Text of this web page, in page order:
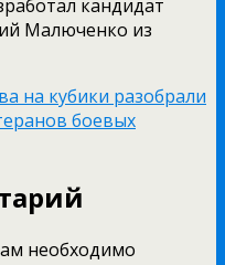
кандидат
Малюченко из
на кубики разобрали
боевых
необходимо